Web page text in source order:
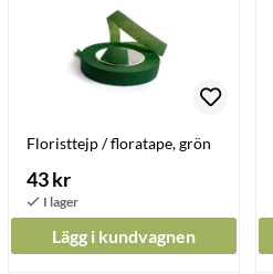
Floristtejp / floratape, grön
43 kr
Lägg i kundvagnen